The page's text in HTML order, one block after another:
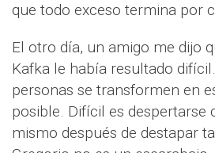
que todo exceso termina por
El otro día, un amigo me dijo
Kafka le había resultado
personas se transformen en
posible. Difícil es despertarse
mismo después de destapar